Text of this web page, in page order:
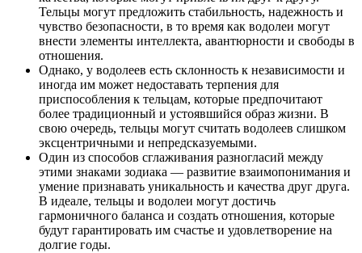
Тельцы могут предложить стабильность, надежность и
чувство безопасности, в то время как водолеи могут
внести элементы интеллекта, авантюрности и свободы в
отношения.
Однако, у водолеев есть склонность к независимости и
иногда им может недоставать терпения для
приспособления к тельцам, которые предпочитают
более традиционный и устоявшийся образ жизни. В
свою очередь, тельцы могут считать водолеев слишком
эксцентричными и непредсказуемыми.
Один из способов сглаживания разногласий между
этими знаками зодиака — развитие взаимопонимания и
умение признавать уникальность и качества друг друга.
В идеале, тельцы и водолеи могут достичь
гармоничного баланса и создать отношения, которые
будут гарантировать им счастье и удовлетворение на
долгие годы.